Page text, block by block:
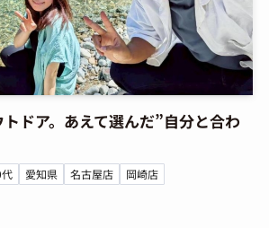
ドア。あえて選んだ”自分と合わ
愛知県 名古屋店 岡崎店